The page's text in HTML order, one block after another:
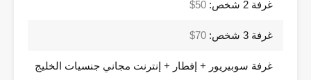
غرفة 2 شخص: 50$
غرفة 3 شخص: 70$
غرفة سوبيريور + إفطار + إنترنت مجاني جنسيات الخليج